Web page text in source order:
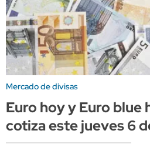
Mercado de divisas
Euro hoy y Euro blue
cotiza este jueves 6